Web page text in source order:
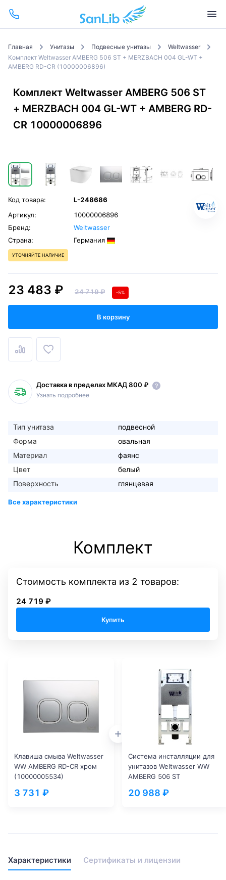
Главная Унитазы Подвесные унитазы
Weltwasser
Комплект Weltwasser AMBERG 506 ST + MERZBACH 004 GL-WT +
AMBERG RD-CR (10000006896)
Комплект Weltwasser AMBERG 506 ST
+ MERZBACH 004 GL-WT + AMBERG RD-
CR 10000006896
Код товара:
L-248686
Артикул:
10000006896
Бренд:
Weltwasser
Страна:
Германия
УТОЧНЯЙТЕ НАЛИЧИЕ
23 483 ₽ 24 719 ₽ -5%
В корзину
Доставка в пределах МКАД 800 ₽
Узнать подробнее
Тип унитаза
подвесной
Форма
овальная
Материал
фаянс
Цвет
белый
Поверхность
глянцевая
Комплект
Клавиша смыва Weltwasser
WW AMBERG RD-CR хром
(10000005534)
3 731 ₽
Система инсталляции для
унитазов Weltwasser WW
AMBERG 506 ST
20 988 ₽
Стоимость комплекта из 2 товаров:
24 719 ₽
Купить
Характеристики Сертификаты и лицензии